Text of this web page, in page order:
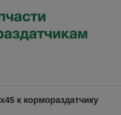
к кормораздатчику